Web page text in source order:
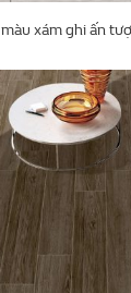
xám ghi ấn